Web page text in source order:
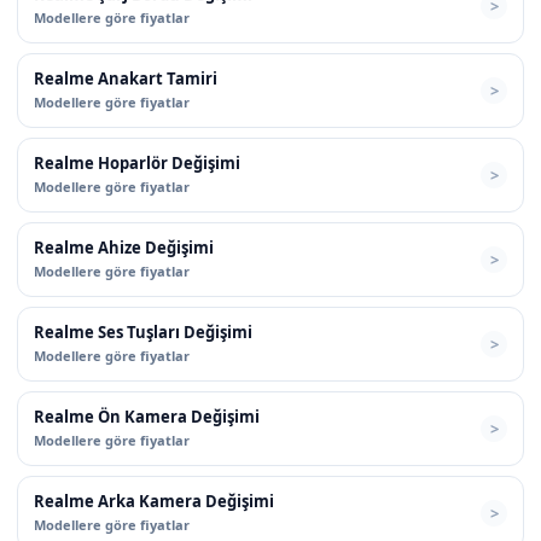
Modellere göre fiyatlar
Realme Anakart Tamiri
Modellere göre fiyatlar
Realme Hoparlör Değişimi
Modellere göre fiyatlar
Realme Ahize Değişimi
Modellere göre fiyatlar
Realme Ses Tuşları Değişimi
Modellere göre fiyatlar
Realme Ön Kamera Değişimi
Modellere göre fiyatlar
Realme Arka Kamera Değişimi
Modellere göre fiyatlar